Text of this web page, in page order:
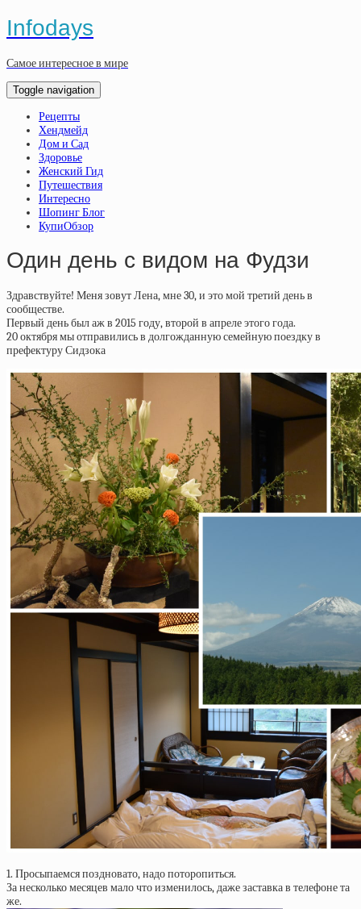
Infodays
Самое интересное в мире
Toggle navigation
Рецепты
Хендмейд
Дом и Сад
Здоровье
Женский Гид
Путешествия
Интересно
Шопинг Блог
КупиОбзор
Один день с видом на Фудзи
Здравствуйте! Меня зовут Лена, мне 30, и это мой третий день в
сообществе.
Первый день был аж в 2015 году, второй в апреле этого года.
20 октября мы отправились в долгожданную семейную поездку в
префектуру Сидзока
1. Просыпаемся поздновато, надо поторопиться.
За несколько месяцев мало что изменилось, даже заставка в телефоне та
же.